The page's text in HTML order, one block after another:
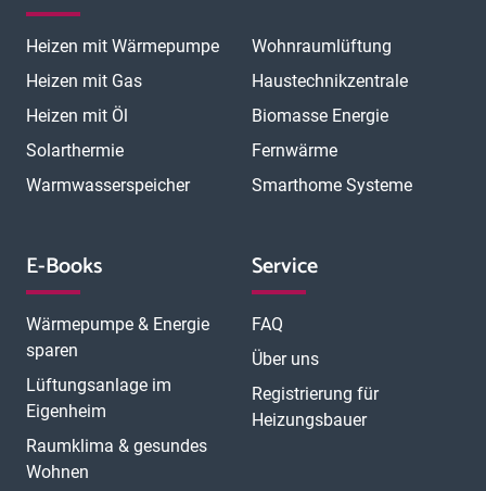
Heizen mit Wärmepumpe
Heizen mit Gas
Heizen mit Öl
Solarthermie
Warmwasserspeicher
Wohnraumlüftung
Haustechnikzentrale
Biomasse Energie
Fernwärme
Smarthome Systeme
E-Books
Wärmepumpe & Energie
sparen
Lüftungsanlage im
Eigenheim
Raumklima & gesundes
Wohnen
Service
FAQ
Über uns
Registrierung für
Heizungsbauer